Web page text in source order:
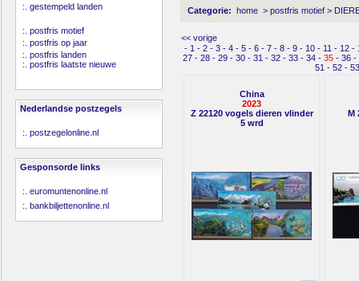
:. gestempeld landen
:. postfris motief
:. postfris op jaar
:. postfris landen
:. postfris laatste nieuwe
Nederlandse postzegels
:. postzegelonline.nl
Gesponsorde links
:. euromuntenonline.nl
:. bankbiljettenonline.nl
Categorie: home > postfris motief >
<< vorige
- 1 - 2- 3- 4- 5- 6- 7- 8- 9- 10- 11 - 12-
27- 28- 29- 30- 31 - 32- 33- 34- 35- 36-
51 - 52- 53
China
2023
Z 22120 vogels dieren vlinder
5 wrd
M